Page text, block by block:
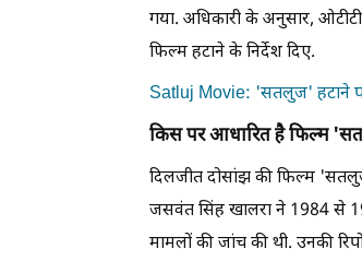
गया. अधिकारी के अनुसार,
फिल्म हटाने के निर्देश दिए.
Satluj Movie: 'सतलुज' हटाने
किस पर आधारित है फिल्म
दिलजीत दोसांझ की फिल्म
जसवंत सिंह खालरा ने 1984 से
मामलों की जांच की थी. उनकी